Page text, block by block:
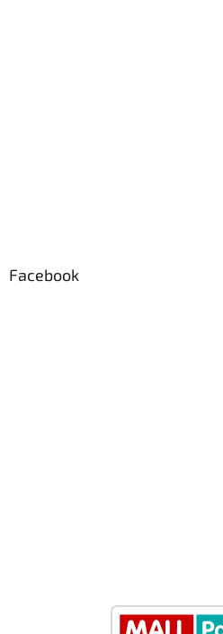
Facebook